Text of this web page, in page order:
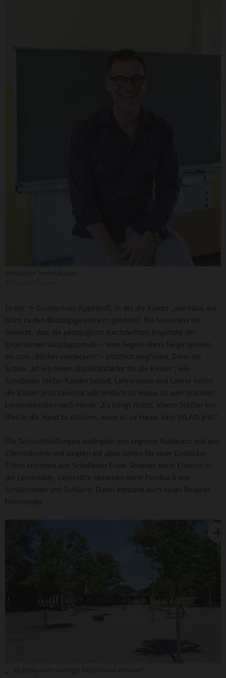
In der Grundschule Appelhoff , in der die Kinder „von Haus aus
nicht zu den Bildungsgewinnern gehören“, fiel besonders ins
Gewicht, dass die pädagogisch durchdachten Angebote der
gebundenen Ganztagsschule – vom Segeln übers Geige spielen
bis zum „Bücher entdecken“ – plötzlich wegfielen. Denn die
Schule „ist ein hoher Stabilitätsfaktor für die Kinder“, wie
Schulleiter Stefan Kauder betont. Lehrerinnen und Lehrer riefen
die Kinder jetzt zweimal wöchentlich zu Hause an oder brachten
Lernmaterialien nach Hause. „Es bringt nichts, einem Schüler ein
iPad in die Hand zu drücken, wenn es zu Hause kein WLAN gibt.“
Die Schulschließungen bedingten den engeren Austausch mit den
Elternhäusern und sorgten auf allen Seiten für neue Einblicke:
Eltern erhielten laut Schulleiter Frank Scherler mehr Einsicht in
die Lerninhalte, Lehrkräfte bekamen mehr Feedback von
Schülerinnen und Schülern. Dabei entstand auch neuer Respekt
füreinander.